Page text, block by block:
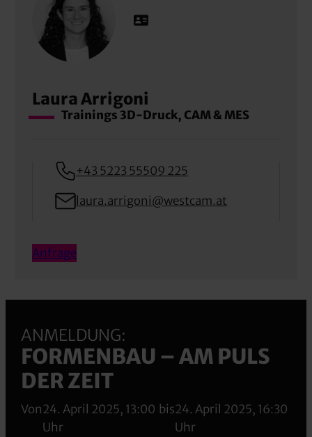
Laura Arrigoni
Trainings 3D-Druck, CAM & MES
+43 5223 55509 225
laura.arrigoni@westcam.at
Anfrage
ANMELDUNG:
FORMENBAU – AM PULS
DER ZEIT
Von24. April 2025, 13:00
Uhr
bis24. April 2025, 16:30
Uhr